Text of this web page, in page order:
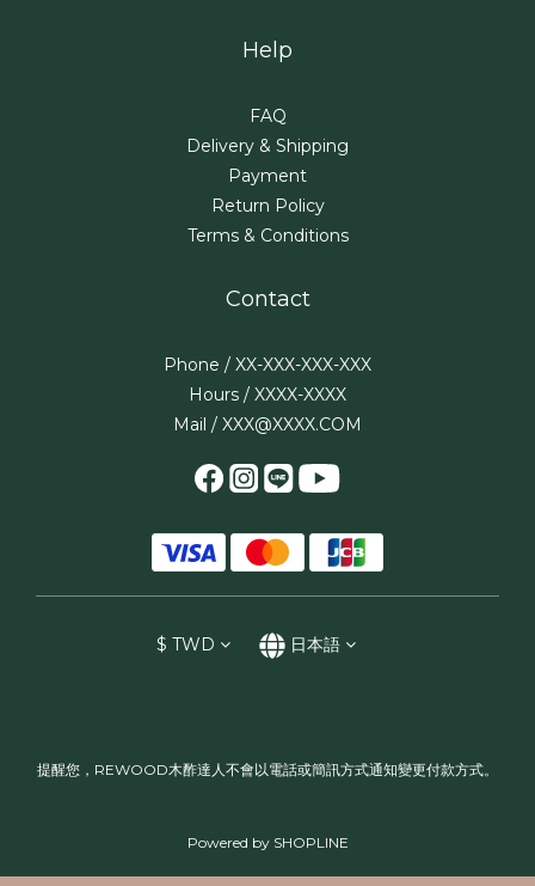
Help
FAQ
Delivery & Shipping
Payment
Return Policy
Terms & Conditions
Contact
Phone / XX-XXX-XXX-XXX
Hours / XXXX-XXXX
Mail / XXX@XXXX.COM
$ TWD 日本語
提醒您，REWOOD木酢達人不會以電話或簡訊方式通知變更付款方式。
Powered by SHOPLINE